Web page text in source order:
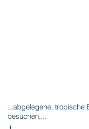
...abgelegene, tropische
besuchen,...